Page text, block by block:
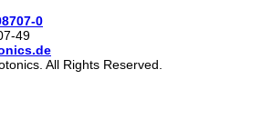
0
49
All Rights Reserved.